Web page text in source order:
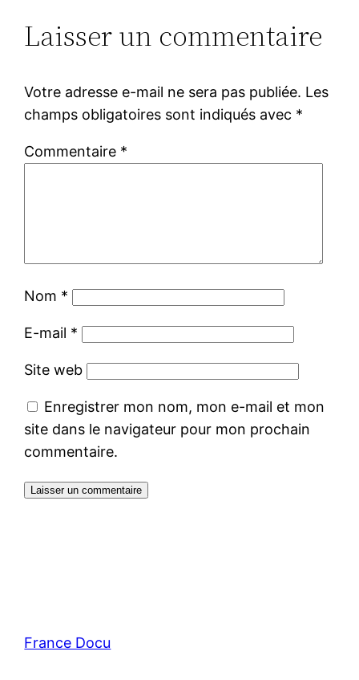
Laisser un commentaire
Votre adresse e-mail ne sera pas publiée. Les
champs obligatoires sont indiqués avec *
Commentaire *
Nom *
E-mail *
Site web
Enregistrer mon nom, mon e-mail et mon
site dans le navigateur pour mon prochain
commentaire.
France Docu